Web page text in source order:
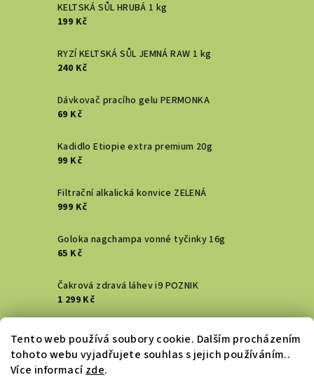
Tento web používá soubory cookie. Dalším procházením
tohoto webu vyjadřujete souhlas s jejich používáním..
Více informacízde.
KELTSKÁ SŮL HRUBÁ 1 kg
199 Kč
RYZÍ KELTSKÁ SŮL JEMNÁ RAW 1 kg
240 Kč
Dávkovač pracího gelu PERMONKA
69 Kč
Kadidlo Etiopie extra premium 20g
99 Kč
Filtrační alkalická konvice ZELENÁ
999 Kč
Goloka nagchampa vonné tyčinky 16g
65 Kč
Čakrová zdravá láhev i9 POZNIK
1 299 Kč
Vykuřovací svazek - Šalvěj bílá
129 Kč
DENTAL ACTIV HŘEBÍČKOVÝ zubní gel